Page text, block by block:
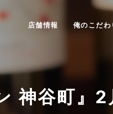
店舗情報 俺のこだわ
神谷町』